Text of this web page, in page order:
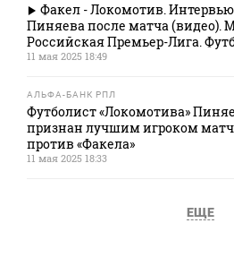
Факел - Локомотив. Интервью
Пиняева после матча (видео).
Российская Премьер-Лига.
11 мая 2025 18:49
АЛЬФА-БАНК РПЛ
Футболист «Локомотива»
признан лучшим игроком
против «Факела»
11 мая 2025 18:33
ЕЩЕ